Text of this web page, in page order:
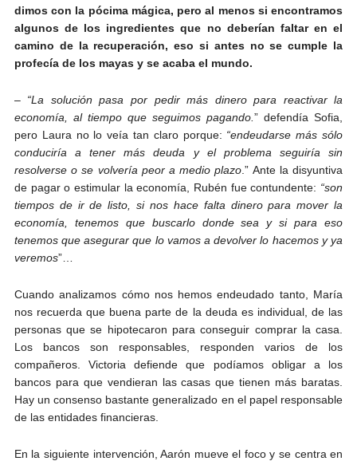
dimos con la pócima mágica, pero al menos si encontramos
algunos de los ingredientes que no deberían faltar en el
camino de la recuperación, eso si antes no se cumple la
profecía de los mayas y se acaba el mundo.
– “La solución pasa por pedir más dinero para reactivar la
economía, al tiempo que seguimos pagando.” defendía Sofia,
pero Laura no lo veía tan claro porque: “endeudarse más sólo
conduciría a tener más deuda y el problema seguiría sin
resolverse o se volvería peor a medio plazo .” Ante la disyuntiva
de pagar o estimular la economía, Rubén fue contundente: “son
tiempos de ir de listo, si nos hace falta dinero para mover la
economía, tenemos que buscarlo donde sea y si para eso
tenemos que asegurar que lo vamos a devolver lo hacemos y ya
veremos”…
Cuando analizamos cómo nos hemos endeudado tanto, María
nos recuerda que buena parte de la deuda es individual, de las
personas que se hipotecaron para conseguir comprar la casa.
Los bancos son responsables, responden varios de los
compañeros. Victoria defiende que podíamos obligar a los
bancos para que vendieran las casas que tienen más baratas.
Hay un consenso bastante generalizado en el papel responsable
de las entidades financieras.
En la siguiente intervención, Aarón mueve el foco y se centra en